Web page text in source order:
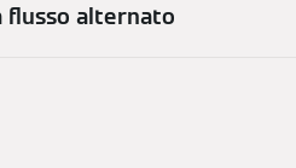
flusso alternato